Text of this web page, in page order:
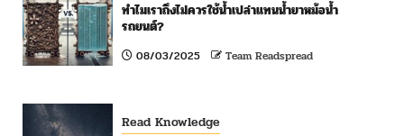
ทำไมเราถึงไม่ควรใช้น้ำเปล่าแทนน้ำยาหม้อน้ำ
รถยนต์?
08/03/2025 Team Readspread
Read Knowledge